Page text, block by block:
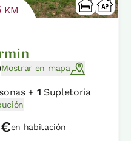
KM
Mostrar en mapa
+ 1 Supletoria
en habitación